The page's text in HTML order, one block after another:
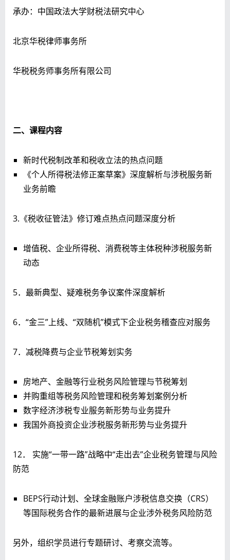
承办：中国政法大学财税法研究中心
北京华税律师事务所
华税税务师事务所有限公司
二、课程内容
新时代税制改革和税收立法的热点问题
《个人所得税法修正案草案》深度解析与涉税服务新
业务前瞻
3.《税收征管法》修订难点热点问题深度分析
增值税、企业所得税、消费税等主体税种涉税服务新
动态
5．最新典型、疑难税务争议案件深度解析
6．“金三”上线、“双随机”模式下企业税务稽查应对服务
7．减税降费与企业节税筹划实务
房地产、金融等行业税务风险管理与节税筹划
并购重组等税务风险管理和税务筹划案例分析
数字经济涉税专业服务新形势与业务提升
我国外商投资企业涉税服务新形势与业务提升
12． 实施“一带一路”战略中“走出去”企业税务管理与风险
防范
BEPS行动计划、全球金融账户涉税信息交换（CRS）
等国际税务合作的最新进展与企业涉外税务风险防范
另外，组织学员进行专题研讨、考察交流等。